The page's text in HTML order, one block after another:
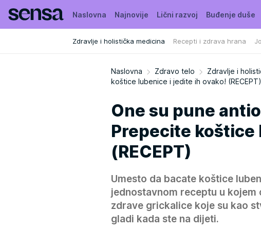
Naslovna Najnovije Lični razvoj Buđenje duše
Zdravlje i holistička medicina Recepti i zdrava hrana
Naslovna Zdravo telo Zdravlje i
koštice lubenice i jedite ih ovako! (RECEPT)
One su pune
Prepecite koštice
(RECEPT)
Umesto da bacate koštice
jednostavnom receptu u
zdrave grickalice koje su kao
gladi kada ste na dijeti.